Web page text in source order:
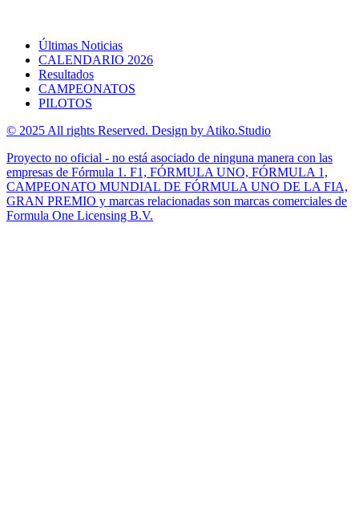
Últimas Noticias
CALENDARIO 2026
Resultados
CAMPEONATOS
PILOTOS
© 2025 All rights Reserved. Design by Atiko.Studio
Proyecto no oficial - no está asociado de ninguna manera con las
empresas de Fórmula 1. F1, FÓRMULA UNO, FÓRMULA 1,
CAMPEONATO MUNDIAL DE FÓRMULA UNO DE LA FIA,
GRAN PREMIO y marcas relacionadas son marcas comerciales de
Formula One Licensing B.V.